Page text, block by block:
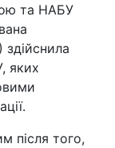
та НАБУ
яких
після того,